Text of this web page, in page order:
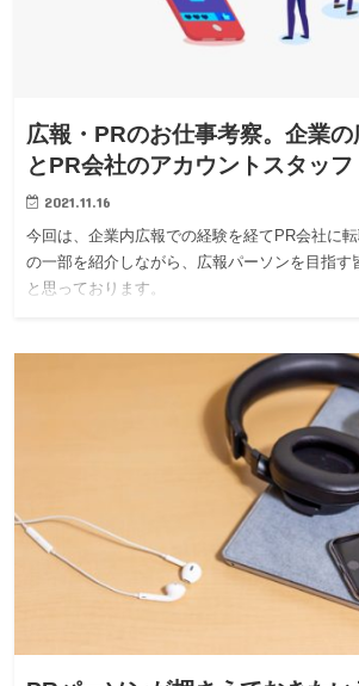
広報・PRのお仕事考察。企業
とPR会社のアカウントスタッフ
2021.11.16
今回は、企業内広報での経験を経てPR会社に
の一部を紹介しながら、広報パーソンを目指す
と思っております。